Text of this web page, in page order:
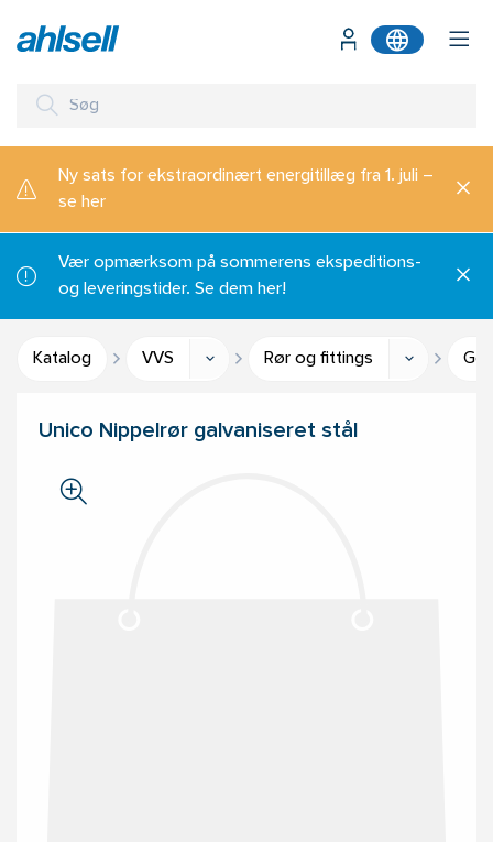
Ny sats for ekstraordinært energitillæg fra 1. juli –
se her
Vær opmærksom på sommerens ekspeditions-
og leveringstider. Se dem her!
Katalog VVS Rør og fittings
Unico Nippelrør galvaniseret stål